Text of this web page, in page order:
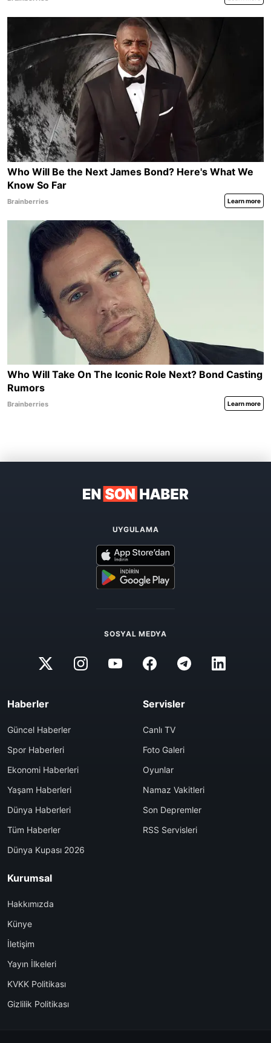
UYGULAMA
SOSYAL MEDYA
Haberler
Güncel Haberler
Spor Haberleri
Ekonomi Haberleri
Yaşam Haberleri
Dünya Haberleri
Tüm Haberler
Dünya Kupası 2026
Servisler
Canlı TV
Foto Galeri
Oyunlar
Namaz Vakitleri
Son Depremler
RSS Servisleri
Kurumsal
Hakkımızda
Künye
İletişim
Yayın İlkeleri
KVKK Politikası
Gizlilik Politikası